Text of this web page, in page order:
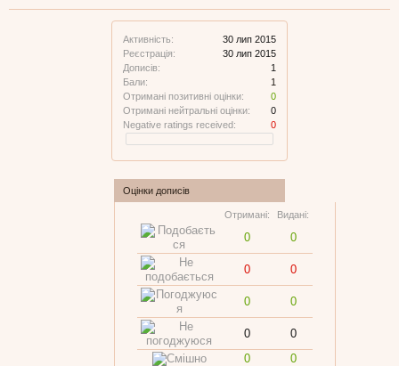
Активність:
30 лип 2015
Реєстрація:
30 лип 2015
Дописів:
1
Бали:
1
Отримані позитивні оцінки:
0
Отримані нейтральні оцінки:
0
Negative ratings received:
0
Оцінки дописів
Отримані: Видані:
0 0
0 0
0 0
0
0
0
0